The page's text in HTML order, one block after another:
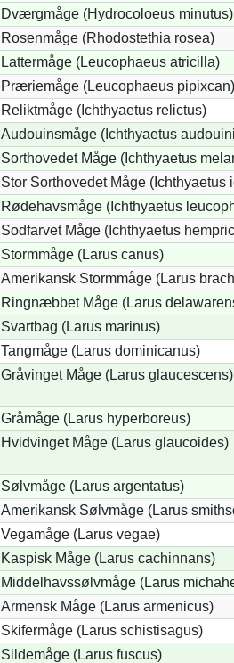
Dværgmåge (Hydrocoloeus minutus)
Rosenmåge (Rhodostethia rosea)
Lattermåge (Leucophaeus atricilla)
Præriemåge (Leucophaeus pipixcan)
Reliktmåge (Ichthyaetus relictus)
Audouinsmåge (Ichthyaetus
Sorthovedet Måge (Ichthyaetus
Stor Sorthovedet Måge (Ichthyaetus
Rødehavsmåge (Ichthyaetus
Sodfarvet Måge (Ichthyaetus
Stormmåge (Larus canus)
Amerikansk Stormmåge (Larus
Ringnæbbet Måge (Larus
Svartbag (Larus marinus)
Tangmåge (Larus dominicanus)
Gråvinget Måge (Larus glaucescens)
Gråmåge (Larus hyperboreus)
Hvidvinget Måge (Larus glaucoides)
Sølvmåge (Larus argentatus)
Amerikansk Sølvmåge (Larus
Vegamåge (Larus vegae)
Kaspisk Måge (Larus cachinnans)
Middelhavssølvmåge (Larus
Armensk Måge (Larus armenicus)
Skifermåge (Larus schistisagus)
Sildemåge (Larus fuscus)